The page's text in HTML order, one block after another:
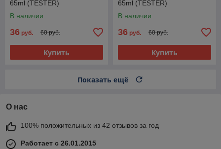
65ml (TESTER)
В наличии
36 руб. 60 руб.
Купить
65ml (TESTER)
В наличии
36 руб. 60 руб.
Купить
Показать ещё
О нас
100% положительных из 42 отзывов за год
Работает с 26.01.2015